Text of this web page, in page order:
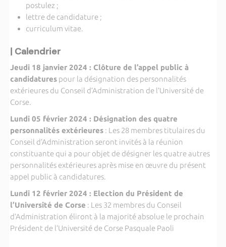
postulez ;
lettre de candidature ;
curriculum vitae.
| Calendrier
Jeudi 18 janvier 2024 : Clôture de l’appel public à
candidaturespour la désignation des personnalités
extérieures du Conseil d’Administration de l’Université de
Corse.
Lundi 05 février 2024 : Désignation des quatre
personnalités extérieures: Les 28 membres titulaires du
Conseil d’Administration seront invités à la réunion
constituante qui a pour objet de désigner les quatre autres
personnalités extérieures après mise en œuvre du présent
appel public à candidatures.
Lundi 12 février 2024 : Election du Président de
l’Université de Corse : Les 32 membres du Conseil
d’Administration éliront à la majorité absolue le prochain
Président de l’Université de Corse Pasquale Paoli